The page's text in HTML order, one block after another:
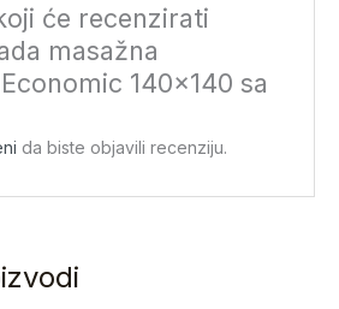
će recenzirati
masažna
140×140 sa
da biste objavili recenziju.